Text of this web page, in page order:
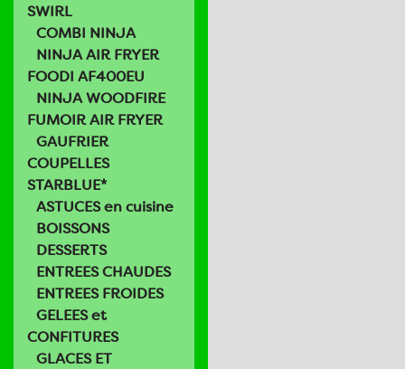
SWIRL
COMBI NINJA
NINJA AIR FRYER
FOODI AF400EU
NINJA WOODFIRE
FUMOIR AIR FRYER
GAUFRIER
COUPELLES
STARBLUE*
ASTUCES en cuisine
BOISSONS
DESSERTS
ENTREES CHAUDES
ENTREES FROIDES
GELEES et
CONFITURES
GLACES ET